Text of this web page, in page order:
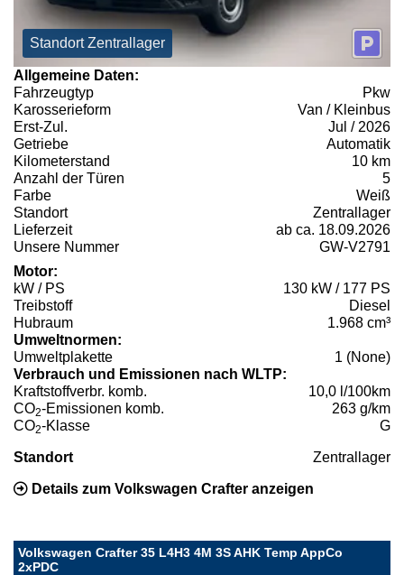
Standort Zentrallager
Allgemeine Daten:
Fahrzeugtyp
Pkw
Karosserieform
Van / Kleinbus
Erst-Zul.
Jul / 2026
Getriebe
Automatik
Kilometerstand
10 km
Anzahl der Türen
5
Farbe
Weiß
Standort
Zentrallager
Lieferzeit
ab ca. 18.09.2026
Unsere Nummer
GW-V2791
Motor:
kW / PS
130 kW / 177 PS
Treibstoff
Diesel
Hubraum
1.968 cm³
Umweltnormen:
Umweltplakette
1 (None)
Verbrauch und Emissionen nach WLTP:
Kraftstoffverbr. komb.
10,0 l/100km
CO2-Emissionen komb.
263 g/km
CO2-Klasse G
Standort Zentrallager
Details zum Volkswagen Crafter anzeigen
Volkswagen Crafter 35 L4H3 4M 3S AHK Temp AppCo
2xPDC